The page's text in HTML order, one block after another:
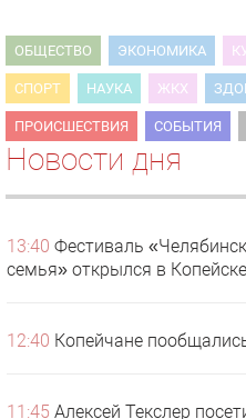
ОБЩЕСТВО ЭКОНОМИКА
СПОРТ НАУКА ЖКХ
ПРОИСШЕСТВИЯ СОБЫТИЯ
Новости дня
13:40 Фестиваль
семья» открылся в Копейске
12:40 Копейчане
11:45 Алексей Текслер